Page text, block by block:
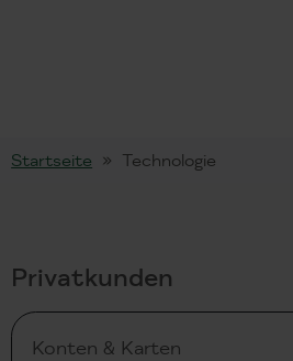
Startseite Technologie
Privatkunden
Konten & Karten